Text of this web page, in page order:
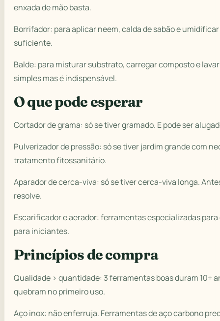
enxada de mão basta.
Borrifador: para aplicar neem, calda de sabão e
suficiente.
Balde: para misturar substrato, carregar composto e
simples mas é indispensável.
O que pode esperar
Cortador de grama: só se tiver gramado. E pode ser
Pulverizador de pressão: só se tiver jardim grande com
tratamento fitossanitário.
Aparador de cerca-viva: só se tiver cerca-viva longa.
resolve.
Escarificador e aerador: ferramentas especializadas
para iniciantes.
Princípios de compra
Qualidade > quantidade: 3 ferramentas boas duram 10+
quebram no primeiro uso.
Aço inox: não enferruja. Ferramentas de aço carbono